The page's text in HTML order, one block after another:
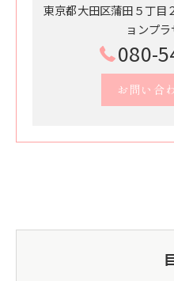
東京都大田区蒲田５丁目
ョンプ
080-
お問い合